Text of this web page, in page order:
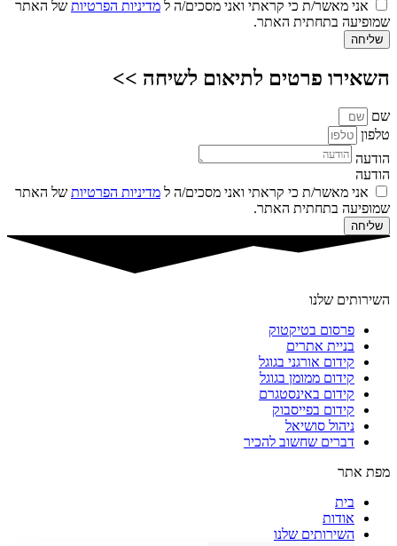
אני מאשר/ת כי קראתי ואני מסכים/ה ל מדיניות הפרטיות של האתר
שמופיעה בתחתית האתר.
שליחה
השאירו פרטים לתיאום לשיחה >>
שם
טלפון
הודעה
הודעה
אני מאשר/ת כי קראתי ואני מסכים/ה ל מדיניות הפרטיות של האתר
שמופיעה בתחתית האתר.
שליחה
השירותים שלנו
פרסום בטיקטוק
בניית אתרים
קידום אורגני בגוגל
קידום ממומן בגוגל
קידום באינסטגרם
קידום בפייסבוק
ניהול סושיאל
דברים שחשוב להכיר
מפת אתר
בית
אודות
השירותים שלנו